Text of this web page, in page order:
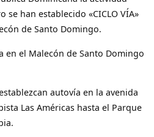
han establecido «CICLO VÍA»
de Santo Domingo.
en el Malecón de Santo Domingo
autovía en la avenida
Las Américas hasta el Parque